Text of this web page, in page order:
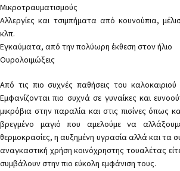
Μικροτραυματισμούς
Αλλεργίες και τσιμπήματα από κουνούπια,
κλπ.
Εγκαύματα, από την πολύωρη έκθεση στον ήλιο
Ουρολοιμώξεις
Από τις πιο συχνές παθήσεις του καλοκαιριού
Εμφανίζονται πιο συχνά σε γυναίκες και
μικρόβια στην παραλία και στις πισίνες όπως
βρεγμένο μαγιό που αμελούμε να
θερμοκρασίες, η αυξημένη υγρασία αλλά και τα
αναγκαστική χρήση κοινόχρηστης τουαλέτας
συμβάλουν στην πιο εύκολη εμφάνιση τους.